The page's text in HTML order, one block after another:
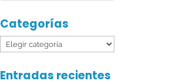
Categorías
Categorías
Entradas recientes